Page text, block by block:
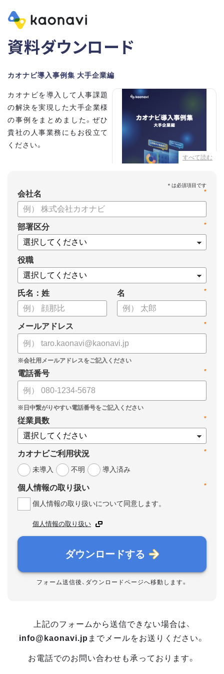
資料ダウンロード
カオナビ導入事例集 大手企業編
すべて読む
カオナビを導入して人事課題
の解決を実現した大手企業様
の事例をまとめました。ぜひ
貴社の人事業務にもお役立て
ください。
・本田技研工業株式会社
・沖電気工業株式会社
・三菱UFJニコス株式会社
・SOMPOひまわり生命保険株式会社
・スミセイ情報システム株式会社
*
会社名
*
部署区分
役職
氏名：姓 *
名
*
メールアドレス
*
電話番号
*
従業員数
*
カオナビご利用状況
未導入
不明 導入済み
*
個人情報の取り扱い
個人情報の取り扱いについて同意します。
個人情報の取り扱い
ダウンロードする
フォーム送信後、ダウンロードページへ移動します。
上記のフォームから送信できない場合は、
info@kaonavi.jp までメールをお送りください。
お電話でのお問い合わせも承っております。